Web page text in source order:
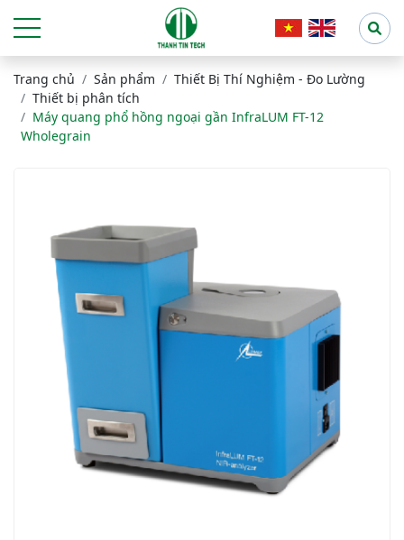
Trang chủ Sản phẩm
Thiết Bị Thí Nghiệm - Đo Lường
Thiết bị phân tích
Máy quang phổ hồng ngoại gần InfraLUM FT-12
Wholegrain